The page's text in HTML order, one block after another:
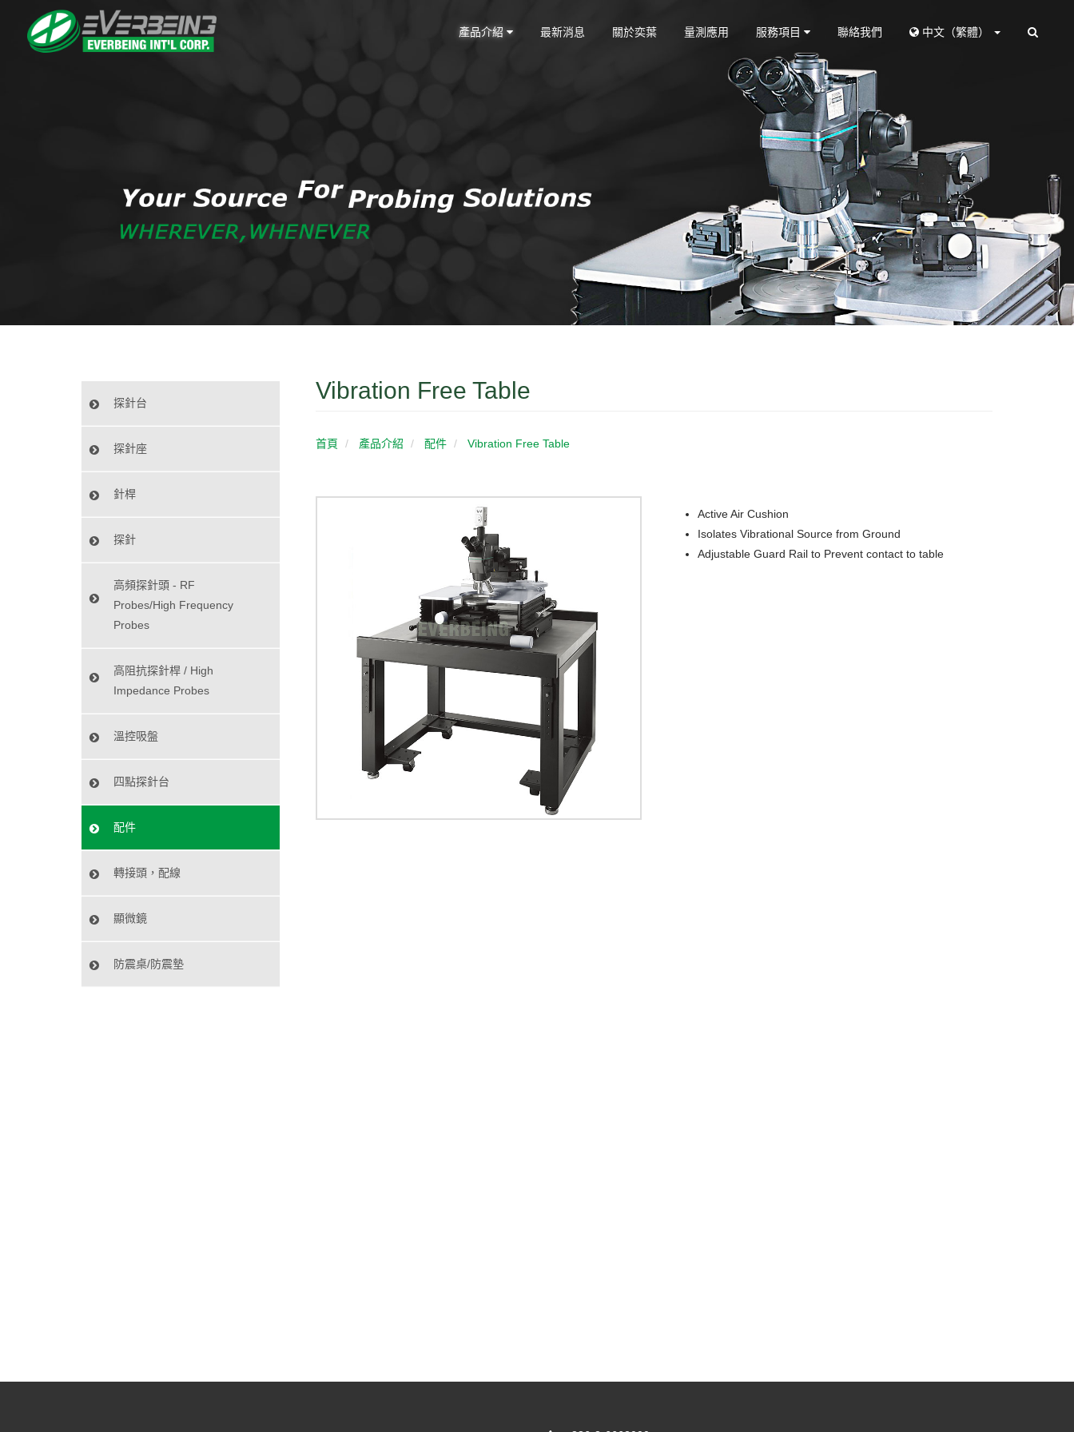
產品介紹 最新消息 關於奕葉 量測應用 服務項目 聯絡我們 中文（繁體）
探針台
探針座
針桿
探針
高頻探針頭 - RF
Probes/High Frequency
Probes
高阻抗探針桿 / High
Impedance Probes
溫控吸盤
四點探針台
配件
轉接頭，配線
顯微鏡
防震桌/防震墊
Vibration Free Table
首頁 產品介紹 配件 Vibration Free Table
Active Air Cushion
Isolates Vibrational Source from Ground
Adjustable Guard Rail to Prevent contact to table